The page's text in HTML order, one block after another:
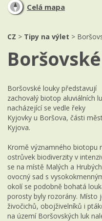
Celá mapa
CZ > Tipy na výlet >
Boršovské louky představují
zachovalý biotop aluviálních
nacházející se vedle řeky
Kyjovky u Boršova, části
Kyjova.
Kromě významného biotopu
ostrůvek biodiverzity v
se na místě Malých a
ovocný sad s
okolí se podobně bohatá
porosty byly rozorány. Místo
živočichů, obojživelníků i
na území Boršovských luk